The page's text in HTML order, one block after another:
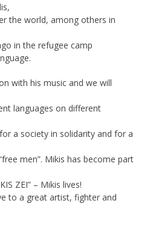
the world, among others in
in the refugee camp
with his music and we will
languages on different
a society in solidarity and for a
men”. Mikis has become part
ZEI” – Mikis lives!
to a great artist, fighter and